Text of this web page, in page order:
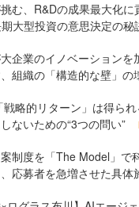
む、R&Dの成果最大化
大型投資の意思決定の秘
企業のイノベーションを
組織の「構造的な壁」の
戦略的リターン」は得ら
ないための“3つの問い”
制度を「The Model」で
応募者を急増させた具体